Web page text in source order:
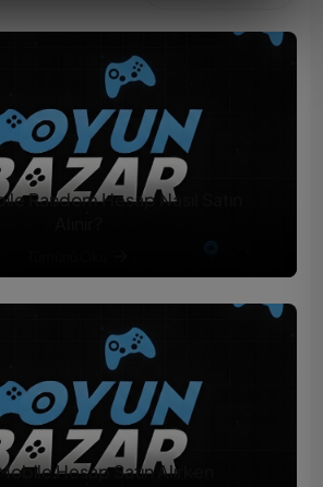
Random Hesap Nasıl Satın
Hesap Satın Alırken